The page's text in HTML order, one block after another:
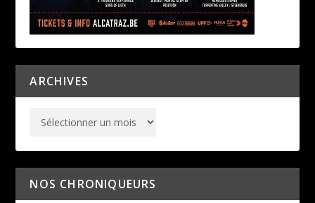
ARCHIVES
NOS CHRONIQUEURS